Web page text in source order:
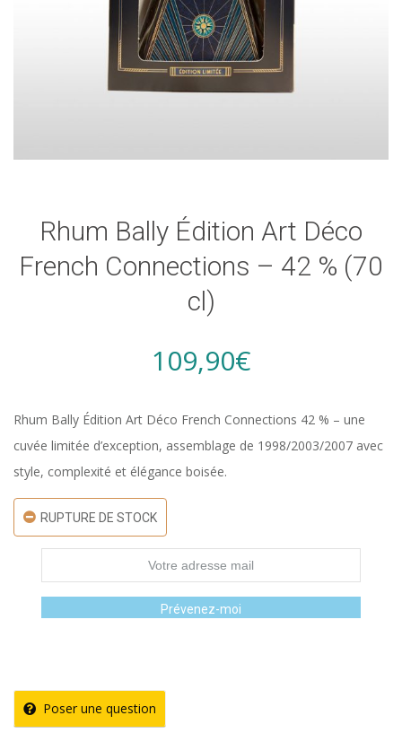
Rhum Bally Édition Art Déco
French Connections – 42 % (70
cl)
109,90€
Rhum Bally Édition Art Déco French Connections 42 % – une
cuvée limitée d’exception, assemblage de 1998/2003/2007 avec
style, complexité et élégance boisée.
RUPTURE DE STOCK
Prévenez-moi
Poser une question